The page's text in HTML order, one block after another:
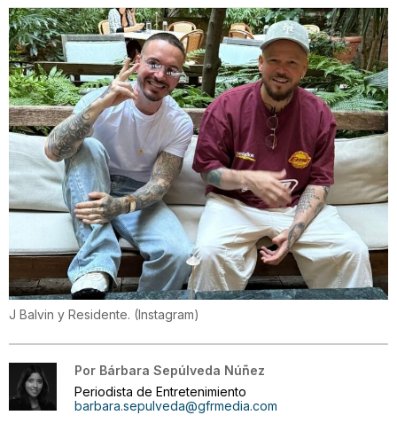
J Balvin y Residente. (Instagram)
Por Bárbara Sepúlveda Núñez
Periodista de Entretenimiento
barbara.sepulveda@gfrmedia.com